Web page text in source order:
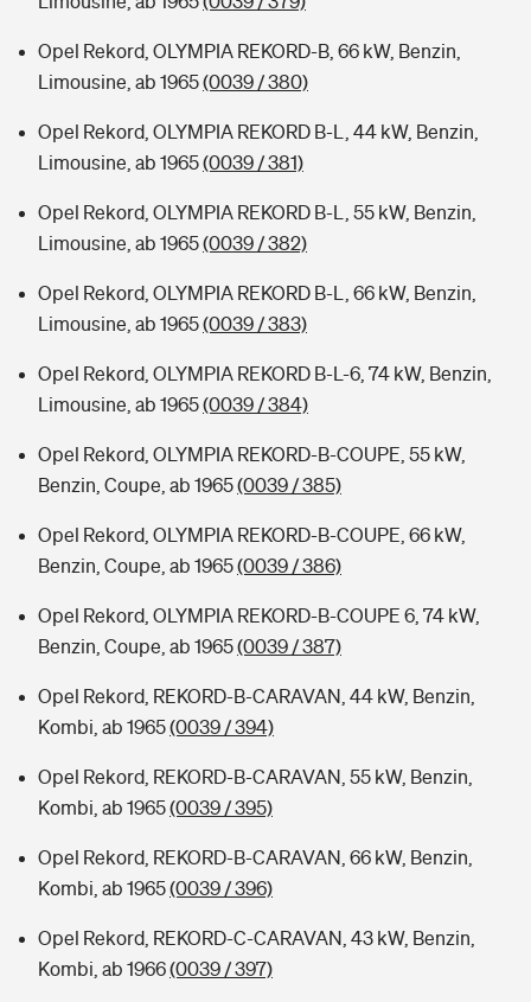
Opel Rekord, OLYMPIA REKORD-B, 66 kW, Benzin,
Limousine, ab 1965(0039 / 380)
Opel Rekord, OLYMPIA REKORD B-L, 44 kW, Benzin,
Limousine, ab 1965(0039 / 381)
Opel Rekord, OLYMPIA REKORD B-L, 55 kW, Benzin,
Limousine, ab 1965(0039 / 382)
Opel Rekord, OLYMPIA REKORD B-L, 66 kW, Benzin,
Limousine, ab 1965(0039 / 383)
Opel Rekord, OLYMPIA REKORD B-L-6, 74 kW, Benzin,
Limousine, ab 1965(0039 / 384)
Opel Rekord, OLYMPIA REKORD-B-COUPE, 55 kW,
Benzin, Coupe, ab 1965(0039 / 385)
Opel Rekord, OLYMPIA REKORD-B-COUPE, 66 kW,
Benzin, Coupe, ab 1965(0039 / 386)
Opel Rekord, OLYMPIA REKORD-B-COUPE 6, 74 kW,
Benzin, Coupe, ab 1965(0039 / 387)
Opel Rekord, REKORD-B-CARAVAN, 44 kW, Benzin,
Kombi, ab 1965(0039 / 394)
Opel Rekord, REKORD-B-CARAVAN, 55 kW, Benzin,
Kombi, ab 1965(0039 / 395)
Opel Rekord, REKORD-B-CARAVAN, 66 kW, Benzin,
Kombi, ab 1965(0039 / 396)
Opel Rekord, REKORD-C-CARAVAN, 43 kW, Benzin,
Kombi, ab 1966(0039 / 397)